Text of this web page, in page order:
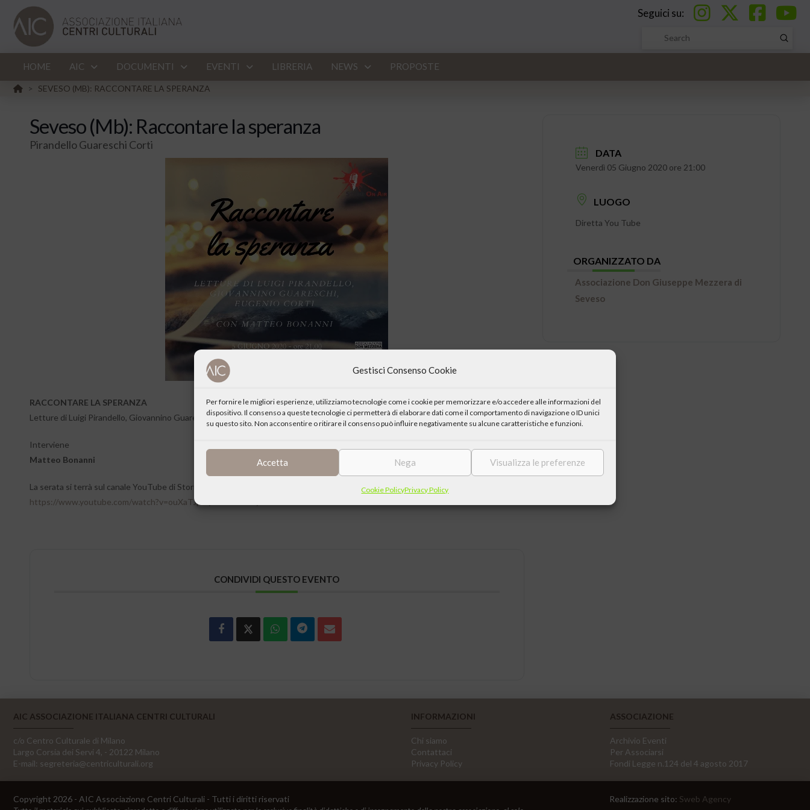
Gestisci Consenso Cookie
Per fornire le migliori esperienze, utilizziamo tecnologie come i cookie per memorizzare e/o accedere alle informazioni del
dispositivo. Il consenso a queste tecnologie ci permetterà di elaborare dati come il comportamento di navigazione o ID unici
su questo sito. Non acconsentire o ritirare il consenso può influire negativamente su alcune caratteristiche e funzioni.
Accetta Nega Visualizza le preferenze
Cookie PolicyPrivacy Policy
Seguici su:
Search
Submit
HOME AIC DOCUMENTI EVENTI LIBRERIA NEWS PROPOSTE
HOME
> SEVESO (MB): RACCONTARE LA SPERANZA
Seveso (Mb): Raccontare la speranza
Pirandello Guareschi Corti
RACCONTARE LA SPERANZA
Letture di Luigi Pirandello, Giovannino Guareschi, Eugenio Corti
Interviene
Matteo Bonanni
La serata si terrà sul canale YouTube di Storie on air a questo link
https://www.youtube.com/watch?v=ouXaTJpioyc&feature=youtu.be
CONDIVIDI QUESTO EVENTO
DATA
Venerdì 05 Giugno 2020 ore 21:00
LUOGO
Diretta You Tube
ORGANIZZATO DA
Associazione Don Giuseppe Mezzera di
Seveso
AIC ASSOCIAZIONE ITALIANA CENTRI CULTURALI
c/o Centro Culturale di Milano
Largo Corsia dei Servi 4, - 20122 Milano
E-mail: segreteria@centriculturali.org
INFORMAZIONI
Chi siamo
Contattaci
Privacy Policy
ASSOCIAZIONE
Archivio Eventi
Per Associarsi
Fondi Legge n.124 del 4 agosto 2017
Copyright 2026 - AIC Associazione Centri Culturali - Tutti i diritti riservati
Realizzazione sito: Sweb Agency